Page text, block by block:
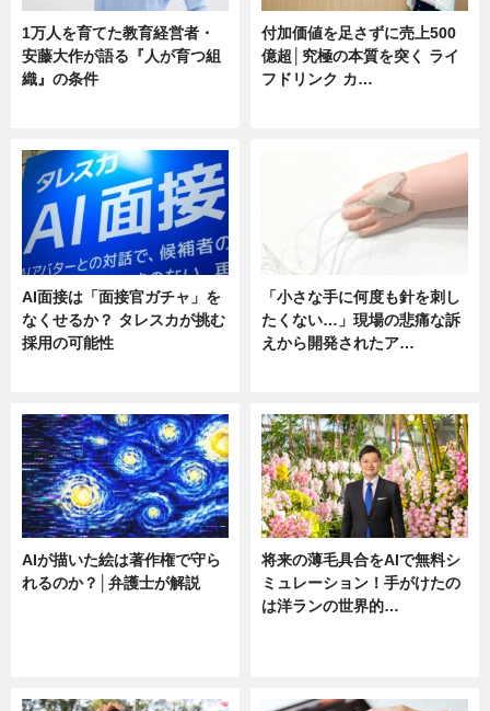
1万人を育てた教育経営者・
安藤大作が語る『人が育つ組
織』の条件
付加価値を足さずに売上500
億超│究極の本質を突く ライ
フドリンク カ…
AI面接は「面接官ガチャ」を
なくせるか？ タレスカが挑む
採用の可能性
「小さな手に何度も針を刺し
たくない…」現場の悲痛な訴
えから開発されたア…
AIが描いた絵は著作権で守ら
れるのか？│弁護士が解説
将来の薄毛具合をAIで無料シ
ミュレーション！手がけたの
は洋ランの世界的…